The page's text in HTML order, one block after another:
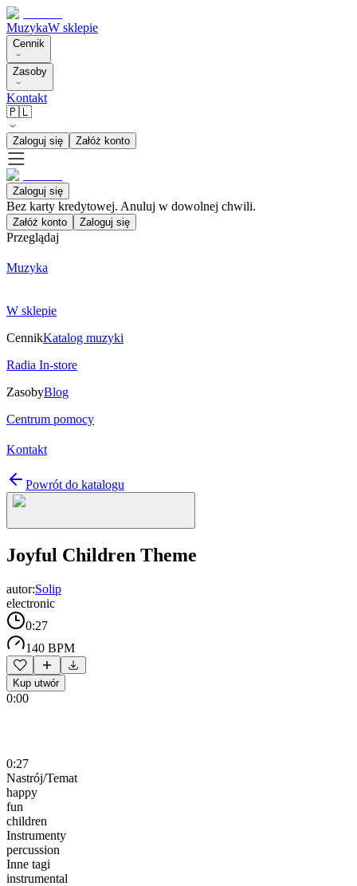
MuzykaW sklepie
Cennik
Zasoby
Kontakt
🇵🇱
Zaloguj się Załóż konto
Zaloguj się
Bez karty kredytowej. Anuluj w dowolnej chwili.
Załóż konto Zaloguj się
Przeglądaj
Muzyka
W sklepie
CennikKatalog muzyki
Radia In-store
ZasobyBlog
Centrum pomocy
Kontakt
Powrót do katalogu
Joyful Children Theme
autor:Solip
electronic
0:27
140 BPM
Kup utwór
0:00
0:27
Nastrój/Temat
happy
fun
children
Instrumenty
percussion
Inne tagi
instrumental